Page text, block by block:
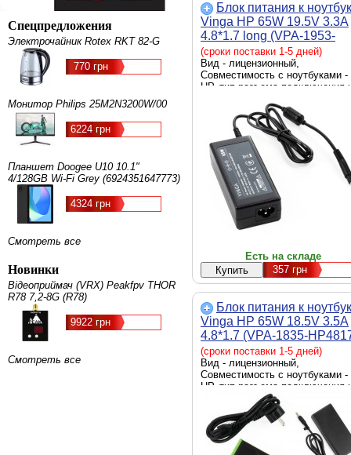
Спецпредложения
Электрочайник Rotex RKT 82-G
770 грн
Монитор Philips 25M2N3200W/00
6224 грн
Планшет Doogee U10 10.1"
4/128GB Wi-Fi Grey (6924351647773)
4324 грн
Смотреть все
Новинки
Відеоприймач (VRX) Peakfpv THOR
R78 7,2-8G (R78)
9922 грн
Смотреть все
Блок питания к
Vinga HP 65W 19.5V 3.3А
4.8*1.7 long (VPA-1953-
HP4817-101)
(сроки поставки 1-5 дней)
Вид - лицензионный,
Совместимость с ноутбуками -
HP, тип разъема подключения
питания - сеть 220 В, выходная
мощность - 65 Вт
Есть на складе
357грн
Блок питания к
Vinga HP 65W 18.5V 3.5А
4.8*1.7 (VPA-1835-
101)
(сроки поставки 1-5 дней)
Вид - лицензионный,
Совместимость с ноутбуками -
HP, тип разъема подключения
ноутбуку - 4.8 x 1.7 мм,
питания - сеть 220 В, выходная
мощность - 65 Вт